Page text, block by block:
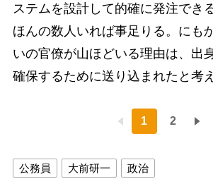
ステムを設計して的確に発注でき
ほんの数人いれば事足りる。にも
いの官僚が山ほどいる理由は、出
確保するために送り込まれたと考
1 2
公務員 大前研一 政治